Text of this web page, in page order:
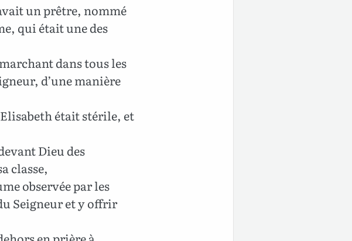
un prêtre, nommé
qui était une des
dans tous les
d’une manière
était stérile, et
Dieu des
classe,
observée par les
Seigneur et y offrir